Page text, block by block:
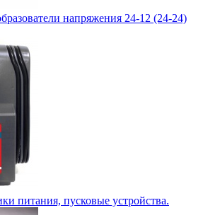
напряжения 24-12 (24-24)
питания, пусковые устройства.